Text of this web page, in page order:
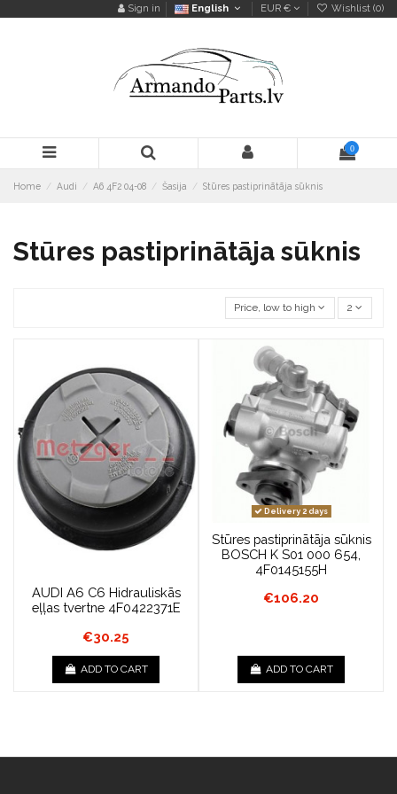
Sign in English EUR € Wishlist (0)
0
Home Audi A6 4F2 04-08 Šasija Stūres pastiprinātāja sūknis
Stūres pastiprinātāja sūknis
Price, low to high 2
AUDI A6 C6 Hidrauliskās
eļļas tvertne 4F0422371E
€30.25
ADD TO CART
Delivery 2 days
Stūres pastiprinātāja sūknis
BOSCH K S01 000 654,
4F0145155H
€106.20
ADD TO CART